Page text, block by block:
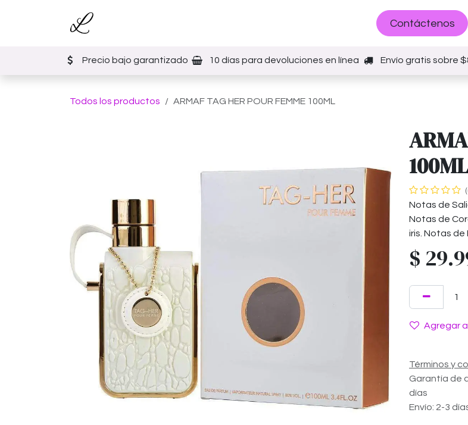
Contáctenos
Precio bajo garantizado 10 días para devoluciones en línea Envío gratis sobre
Todos los productos ARMAF TAG HER POUR FEMME 100ML
100ML
Notas de
Notas de
iris. Notas de
$
Agregar
Términos y
Garantía de
días
Envío: 2-3